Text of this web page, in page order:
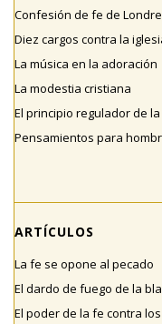
Confesión de fe de
Diez cargos contra la
La música en la adoración
La modestia cristiana
El principio regulador de
Pensamientos para
ARTÍCULOS
La fe se opone al pecado
El dardo de fuego de la
El poder de la fe contra